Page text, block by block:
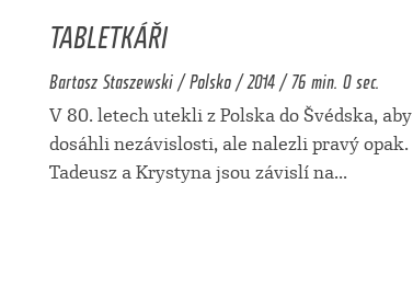
TABLETKÁŘI
Bartosz Staszewski / Polsko / 2014 / 76 min. 0 sec.
V 80. letech utekli z Polska do Švédska, aby
dosáhli nezávislosti, ale nalezli pravý opak.
Tadeusz a Krystyna jsou závislí na...